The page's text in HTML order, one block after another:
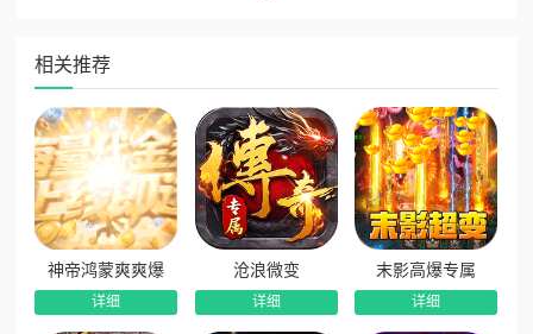
收、火龙神宠、火龙回血、超级神技，战力开荒一步到位。
3、全套赞助免费送：无需充值，新人上线直接领取全套赞
助特权，尊享专属福利与属性加成，开荒全程丝滑顺畅。
4、在线红包道具狂送：每日在线时长达标即可领取充值红
包、稀有道具，海量资源拿到手软，日常发育无压力。
5、七日登录专属特权：累计七日登录赠送海量养成材料、
相关推荐
神帝鸿蒙爽爽爆
详细
沧浪微变
详细
末影高爆专属
详细